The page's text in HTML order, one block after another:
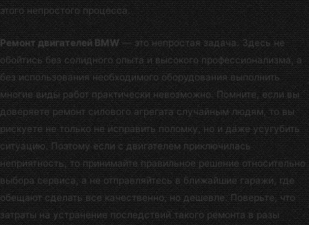
этого непростого процесса.
Ремонт двигателей BMW— это непростая задача. Здесь не
обойтись без солидного опыта и высокого профессионализма, а
без использования необходимого оборудования выполнить
многие виды работ практически невозможно. Помните, если вы
доверяете ремонт силового агрегата случайным людям, то вы
рискуете не только не исправить поломку, но и даже усугубить
ситуацию. Поэтому если с двигателем приключилась
неприятность, то принимайте правильное решение относительно
выбора сервиса, а не отправляйтесь в ближайшие гаражи, где
обещают сделать все качественно, но дешевле. Поверьте, что
затраты на устранение последствий такого ремонта в разы